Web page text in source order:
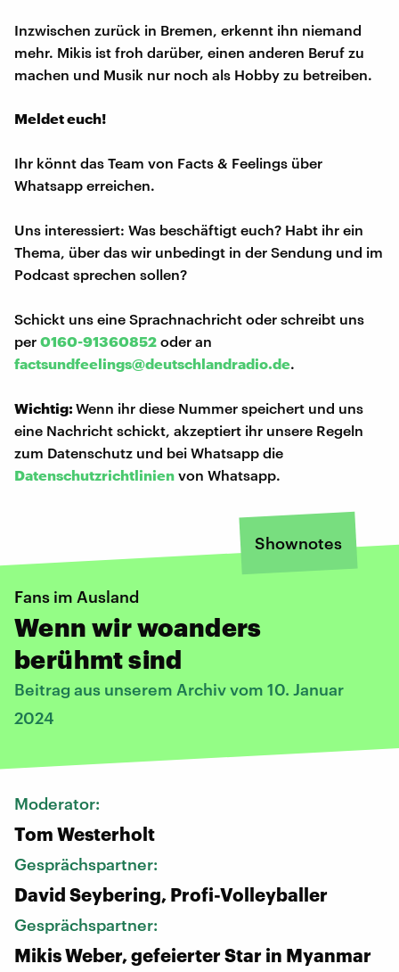
Inzwischen zurück in Bremen, erkennt ihn niemand
mehr. Mikis ist froh darüber, einen anderen Beruf zu
machen und Musik nur noch als Hobby zu betreiben.
Meldet euch!
Ihr könnt das Team von Facts & Feelings über
Whatsapp erreichen.
Uns interessiert: Was beschäftigt euch? Habt ihr ein
Thema, über das wir unbedingt in der Sendung und im
Podcast sprechen sollen?
Schickt uns eine Sprachnachricht oder schreibt uns
per 0160-91360852 oder an
factsundfeelings@deutschlandradio.de.
Wichtig:Wenn ihr diese Nummer speichert und uns
eine Nachricht schickt, akzeptiert ihr unsere Regeln
zum Datenschutz und bei Whatsapp die
Datenschutzrichtlinien von Whatsapp.
Shownotes
Fans im Ausland
Wenn wir woanders
berühmt sind
Beitrag aus unserem Archiv vom 10. Januar
2024
Moderator:
Tom Westerholt
Gesprächspartner:
David Seybering, Profi-Volleyballer
Gesprächspartner:
Mikis Weber, gefeierter Star in Myanmar